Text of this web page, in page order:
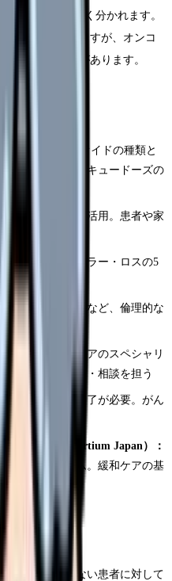
）の3つに大きく分かれます。
与体系になりますが、オンコ
高くなる傾向があります。
ル・資格
痛ラダー、オピオイドの種類と
せん妄）、レスキュードーズの
聴・共感・沈黙の活用。患者や家
る力
ロセス（キューブラー・ロスの5
続的な支援
鎮静、治療拒否など、倫理的な
会認定。緩和ケアのスペシャリ
アの実践・指導・相談を担う
大学院修士課程修了が必要。がん
ト
Consortium Japan）：
教育プログラム。緩和ケアの基
つ
す」ことができない患者に対して